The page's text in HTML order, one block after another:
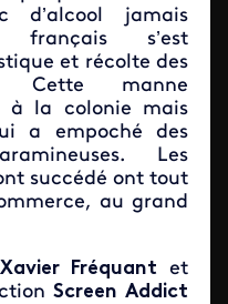
jamais
français s’est
et récolte des
Cette manne
à la colonie mais
a empoché des
Les
succédé ont tout
au grand
Xavier Fréquant et
Screen Addict